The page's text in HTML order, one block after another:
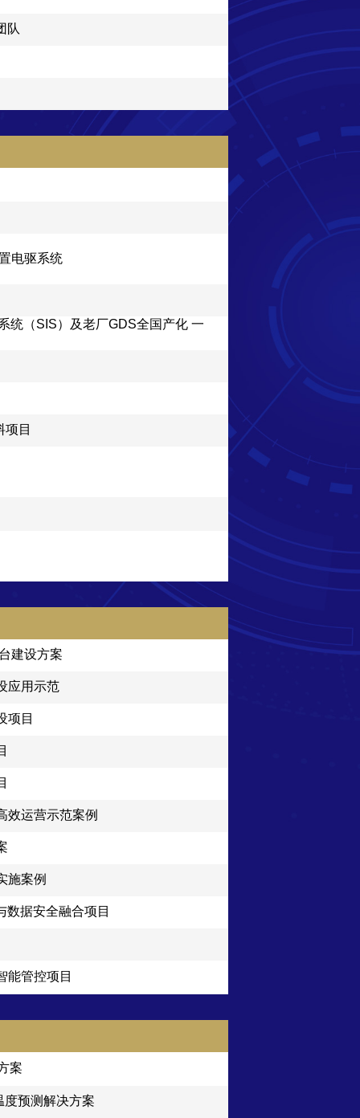
队
电驱系统
统（SIS）及老厂GDS全国产化 一
项目
建设方案
应用示范
项目
效运营示范案例
施案例
数据安全融合项目
能管控项目
案
度预测解决方案